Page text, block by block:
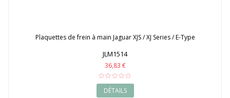
Plaquettes de frein à main Jaguar XJS / XJ Series / E-Type
JLM1514
36,83 €
DÉTAILS